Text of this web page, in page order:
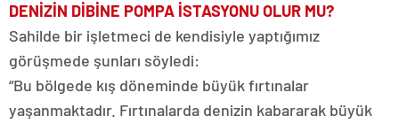
DENİZİN DİBİNE POMPA İSTASYONU OLUR MU?
Sahilde bir işletmeci de kendisiyle yaptığımız
görüşmede şunları söyledi:
“Bu bölgede kış döneminde büyük fırtınalar
yaşanmaktadır. Fırtınalarda denizin kabararak büyük